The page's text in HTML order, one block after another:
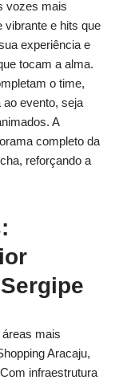
vozes mais
vibrante e hits que
experiência e
tocam a alma.
o time,
evento, seja
A
completo da
reforçando a
mais
Aracaju,
infraestrutura